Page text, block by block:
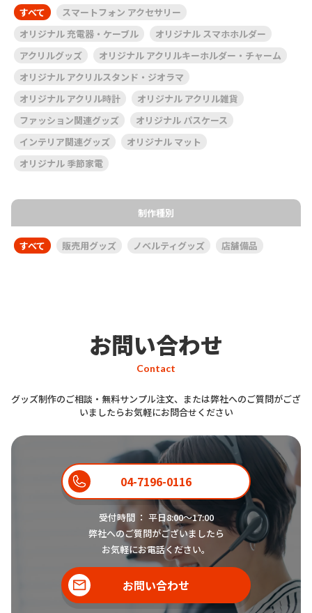
すべて
スマートフォン アクセサリー
オリジナル 充電器・ケーブル
オリジナル スマホホルダー
アクリルグッズ
オリジナル アクリルキーホルダー・チャーム
オリジナル アクリルスタンド・ジオラマ
オリジナル アクリル時計
オリジナル アクリル雑貨
ファッション関連グッズ
オリジナル パスケース
インテリア関連グッズ
オリジナル マット
オリジナル 季節家電
制作種別
すべて 販売用グッズ ノベルティグッズ 店舗備品
お問い合わせ
Contact
グッズ制作のご相談・無料サンプル注文、または弊社へのご質問がござ
いましたらお気軽にお問合せください
04-7196-0116
受付時間 ： 平日8:00〜17:00
弊社へのご質問がございましたら
お気軽にお電話ください。
お問い合わせ